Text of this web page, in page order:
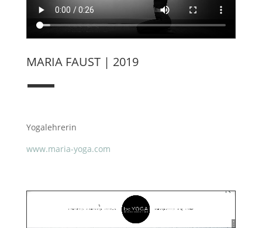
MARIA FAUST | 2019
—
Yogalehrerin
www.maria-yoga.com